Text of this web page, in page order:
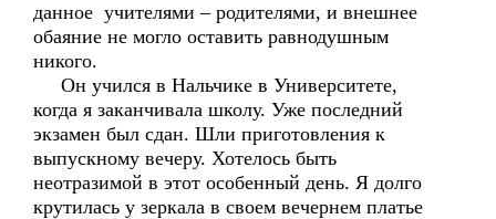
данное учителями – родителями, и внешнее
обаяние не могло оставить равнодушным
никого.
Он учился в Нальчике в Университете,
когда я заканчивала школу. Уже последний
экзамен был сдан. Шли приготовления к
выпускному вечеру. Хотелось быть
неотразимой в этот особенный день. Я долго
крутилась у зеркала в своем вечернем платье